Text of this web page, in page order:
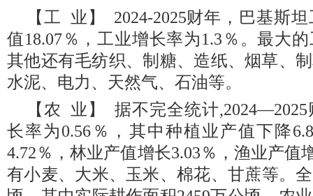
【工 业】 2024-2025财年，巴基斯
值18.07％，工业增长率为1.3％。最大
其他还有毛纺织、制糖、造纸、烟草、
水泥、电力、天然气、石油等。
【农 业】 据不完全统计
长率为0.56％，其中种植业产值下降
4.72％，林业产值增长3.03％，渔业产值
有小麦、大米、玉米、棉花、甘蔗等。